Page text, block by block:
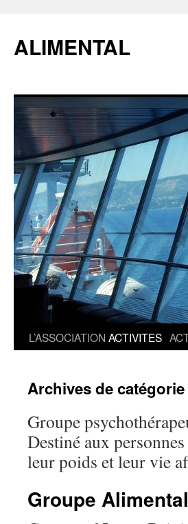
ALIMENTAL
L’ASSOCIATION ACTIVITES
Archives de
Groupe
Destiné aux
leur poids et leur vie
Groupe Alimental